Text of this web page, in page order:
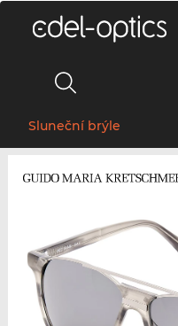
Sluneční brýle